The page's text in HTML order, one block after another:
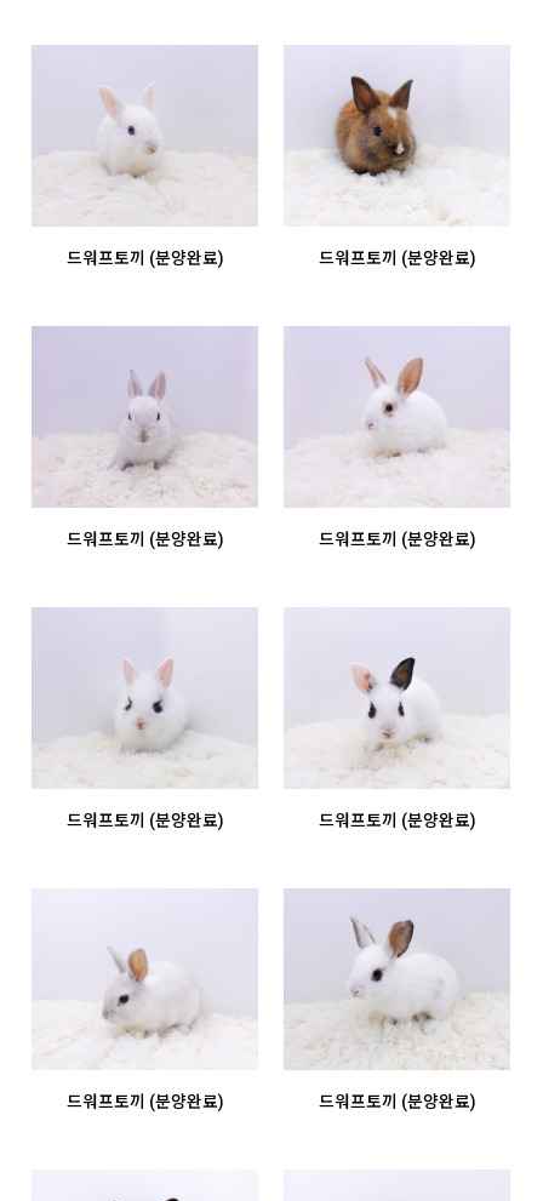
드워프토끼 (분양완료) 드워프토끼 (분양완료)
드워프토끼 (분양완료) 드워프토끼 (분양완료)
드워프토끼 (분양완료) 드워프토끼 (분양완료)
드워프토끼 (분양완료) 드워프토끼 (분양완료)